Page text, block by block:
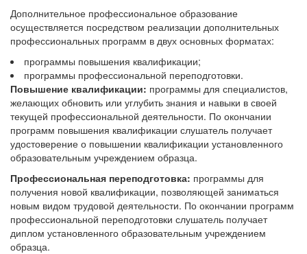
Дополнительное профессиональное образование
осуществляется посредством реализации дополнительных
профессиональных программ в двух основных форматах:
программы повышения квалификации;
программы профессиональной переподготовки.
Повышение квалификации: программы для специалистов,
желающих обновить или углубить знания и навыки в своей
текущей профессиональной деятельности. По окончании
программ повышения квалификации слушатель получает
удостоверение о повышении квалификации установленного
образовательным учреждением образца.
Профессиональная переподготовка: программы для
получения новой квалификации, позволяющей заниматься
новым видом трудовой деятельности. По окончании программ
профессиональной переподготовки слушатель получает
диплом установленного образовательным учреждением
образца.